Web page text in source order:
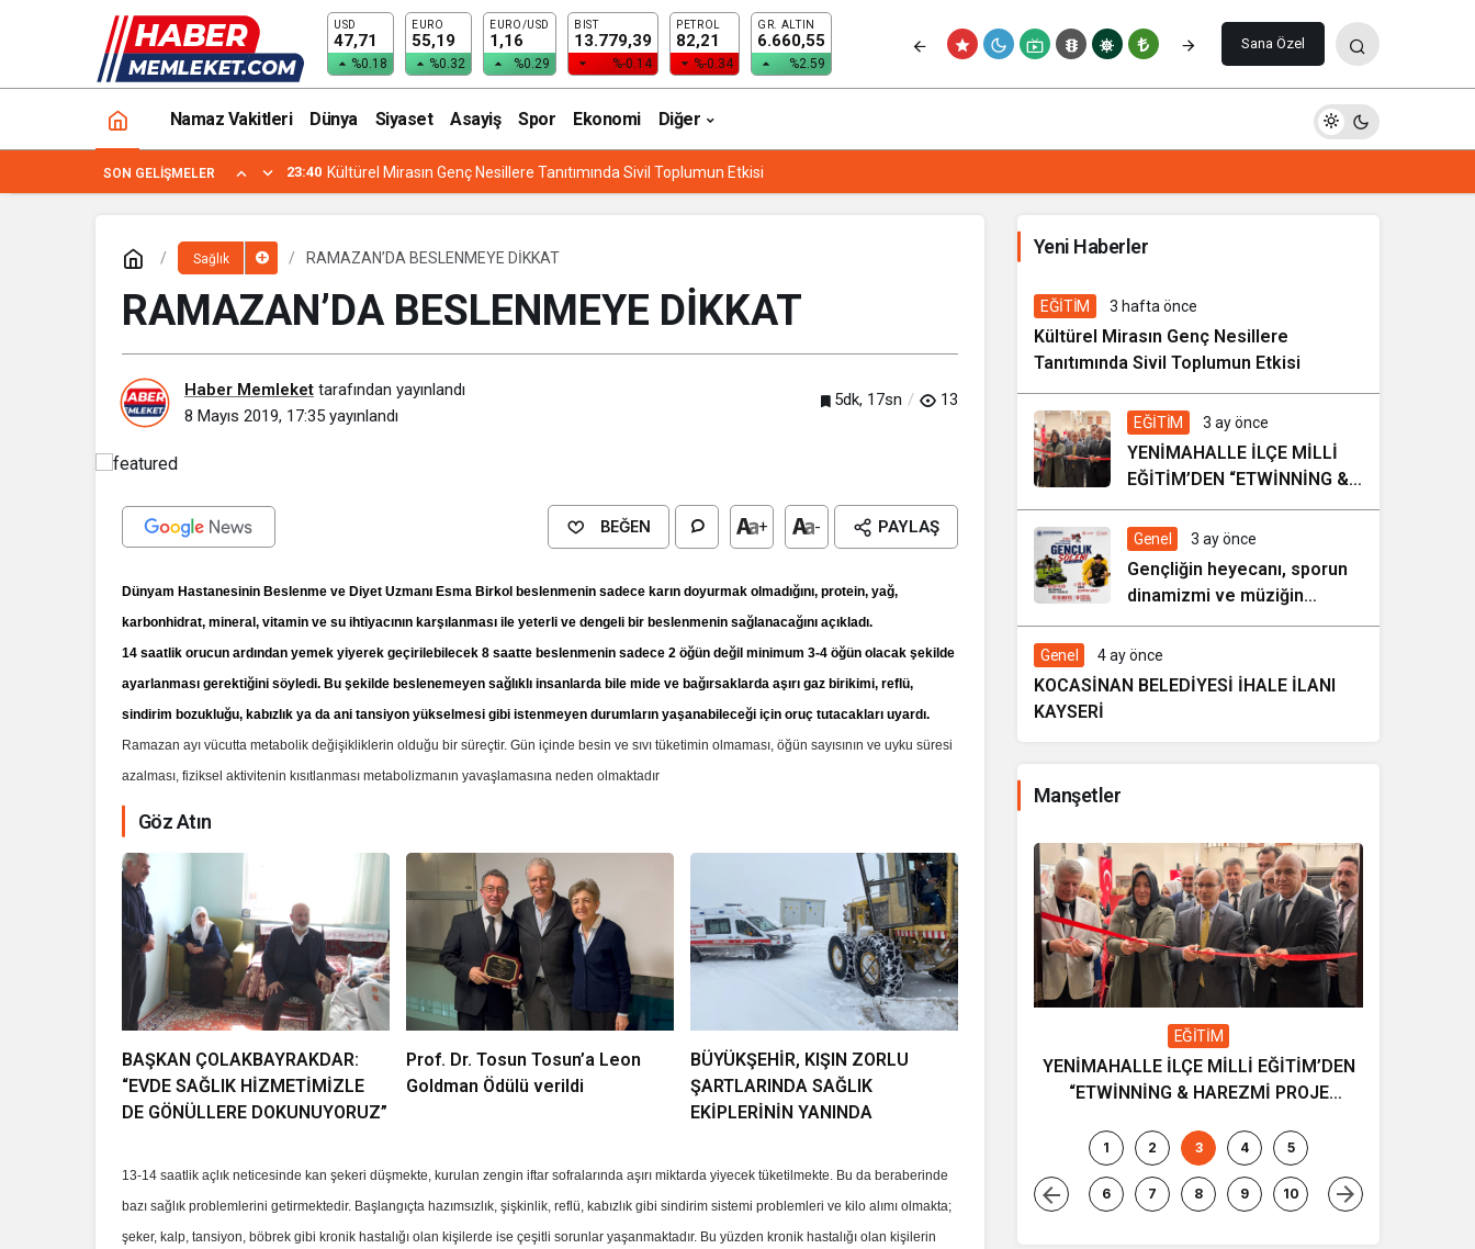
USD
47,71
%0.18
EURO
55,19
%0.32
EURO/USD
1,16
%0.29
BIST
13.779,39
%-0.14
PETROL
82,21
%-0.34
GR. ALTIN
6.660,55
%2.59
Sana Özel
Namaz Vakitleri Dünya Siyaset Asayiş Spor Ekonomi Diğer
SON GELIŞMELER
23:40 Kültürel Mirasın Genç Nesillere Tanıtımında Sivil Toplumun Etkisi
Sağlık RAMAZAN’DA BESLENMEYE DİKKAT
RAMAZAN’DA BESLENMEYE DİKKAT
Haber Memleket tarafından yayınlandı
8 Mayıs 2019, 17:35 yayınlandı
5dk, 17sn 13
BEĞEN + - PAYLAŞ
Dünyam Hastanesinin Beslenme ve Diyet Uzmanı Esma Birkol beslenmenin sadece karın doyurmak olmadığını, protein, yağ,
karbonhidrat, mineral, vitamin ve su ihtiyacının karşılanması ile yeterli ve dengeli bir beslenmenin sağlanacağını açıkladı.
14 saatlik orucun ardından yemek yiyerek geçirilebilecek 8 saatte beslenmenin sadece 2 öğün değil minimum 3-4 öğün olacak şekilde
ayarlanması gerektiğini söyledi. Bu şekilde beslenemeyen sağlıklı insanlarda bile mide ve bağırsaklarda aşırı gaz birikimi, reflü,
sindirim bozukluğu, kabızlık ya da ani tansiyon yükselmesi gibi istenmeyen durumların yaşanabileceği için oruç tutacakları uyardı.
Ramazan ayı vücutta metabolik değişikliklerin olduğu bir süreçtir. Gün içinde besin ve sıvı tüketimin olmaması, öğün sayısının ve uyku süresi
azalması, fiziksel aktivitenin kısıtlanması metabolizmanın yavaşlamasına neden olmaktadır
Göz Atın
BAŞKAN ÇOLAKBAYRAKDAR:
“EVDE SAĞLIK HİZMETİMİZLE
DE GÖNÜLLERE DOKUNUYORUZ”
Prof. Dr. Tosun Tosun’a Leon
Goldman Ödülü verildi
BÜYÜKŞEHİR, KIŞIN ZORLU
ŞARTLARINDA SAĞLIK
EKİPLERİNİN YANINDA
13-14 saatlik açlık neticesinde kan şekeri düşmekte, kurulan zengin iftar sofralarında aşırı miktarda yiyecek tüketilmekte. Bu da beraberinde
bazı sağlık problemlerini getirmektedir. Başlangıçta hazımsızlık, şişkinlik, reflü, kabızlık gibi sindirim sistemi problemleri ve kilo alımı olmakta;
şeker, kalp, tansiyon, böbrek gibi kronik hastalığı olan kişilerde ise çeşitli sorunlar yaşanmaktadır. Bu yüzden kronik hastalığı olan kişilerin
Yeni Haberler
7 gün önce
EĞİTİM 3 hafta önce
Kültürel Mirasın Genç Nesillere
Tanıtımında Sivil Toplumun Etkisi
EĞİTİM 3 ay önce
YENİMAHALLE İLÇE MİLLİ
EĞİTİM’DEN “ETWİNNİNG &
HAREZMİ PROJE ŞENLİĞİ”
Genel 3 ay önce
Gençliğin heyecanı, sporun
dinamizmi ve müziğin
coşkusu Kocasinan’da bir
araya geliyor!
Genel 4 ay önce
KOCASİNAN BELEDİYESİ İHALE İLANI
KAYSERİ
Manşetler
Genel
İhale ilanı Kocasinan Belediyesi
EĞİTİM
Kültürel Mirasın Genç Nesillere
Tanıtımında Sivil Toplumun Etkisi
EĞİTİM
YENİMAHALLE İLÇE MİLLİ EĞİTİM’DEN
“ETWİNNİNG & HAREZMİ PROJE
1 2 3 4 5
6 7 8 9 10
76 YIL SONRA AYNI BİNADA ŞİFA ARIYOR Yorum Yap Paylaş